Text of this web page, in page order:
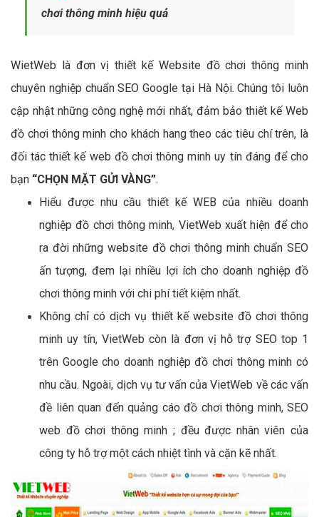
chơi thông minh hiệu quả
WietWeb là đơn vị thiết kế Website đồ chơi thông minh
chuyên nghiệp chuẩn SEO Google tại Hà Nội. Chúng tôi luôn
cập nhật những công nghệ mới nhất, đảm bảo thiết kế Web
đồ chơi thông minh cho khách hang theo các tiêu chí trên, là
đối tác thiết kế web đồ chơi thông minh uy tín đáng để cho
bạn “CHỌN MẶT GỬI VÀNG”.
Hiểu được nhu cầu thiết kế WEB của nhiều doanh
nghiệp đồ chơi thông minh, VietWeb xuất hiện để cho
ra đời những website đồ chơi thông minh chuẩn SEO
ấn tượng, đem lại nhiều lợi ích cho doanh nghiệp đồ
chơi thông minh với chi phí tiết kiệm nhất.
Không chỉ có dịch vụ thiết kế website đồ chơi thông
minh uy tín, VietWeb còn là đơn vị hỗ trợ SEO top 1
trên Google cho doanh nghiệp đồ chơi thông minh có
nhu cầu. Ngoài, dịch vụ tư vấn của VietWeb về các vấn
đề liên quan đến quảng cáo đồ chơi thông minh, SEO
web đồ chơi thông minh ; đều được nhân viên của
công ty hỗ trợ một cách nhiệt tình và cặn kẽ nhất.